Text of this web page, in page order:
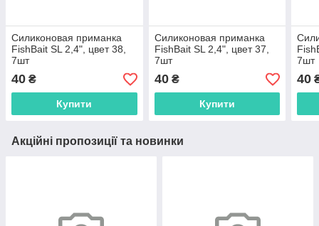
Силиконовая приманка
FishBait SL 2,4", цвет 38,
7шт
40 ₴
Купити
Силиконовая приманка
FishBait SL 2,4", цвет 37,
7шт
40₴
Купити
7шт
40
Акційні пропозиції та новинки